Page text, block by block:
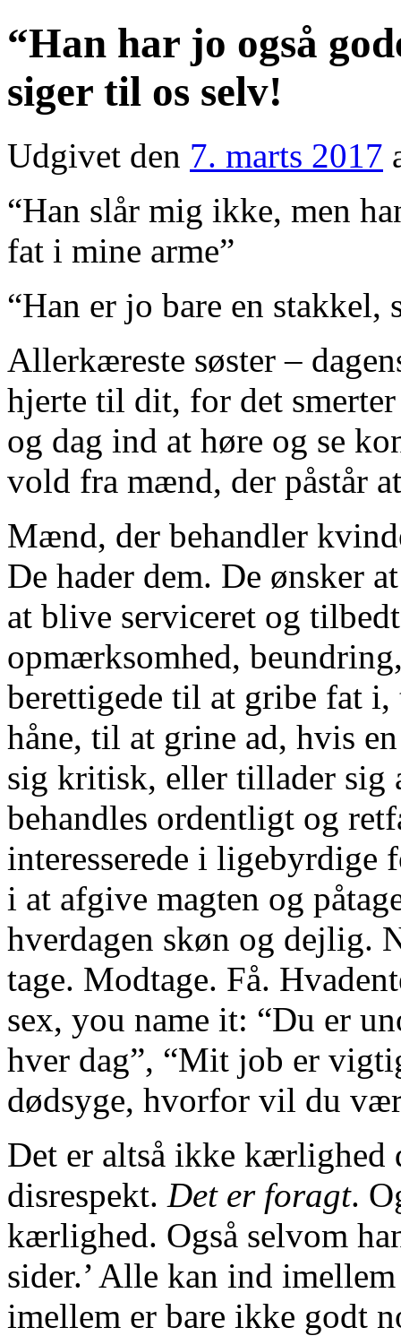
“Han har jo også
siger til os selv!
Udgivet den 7. marts 2017
“Han slår mig ikke, men
fat i mine arme”
“Han er jo bare en stakkel,
Allerkæreste søster –
hjerte til dit, for det
og dag ind at høre og se
vold fra mænd, der påstår
Mænd, der behandler
De hader dem. De ønsker
at blive serviceret og
opmærksomhed,
berettigede til at gribe fat
håne, til at grine ad, hvis
sig kritisk, eller tillader sig
behandles ordentligt og
interesserede i ligebyrdige
i at afgive magten og
hverdagen skøn og dejlig.
tage. Modtage. Få.
sex, you name it: “Du er
hver dag”, “Mit job er
dødsyge, hvorfor vil du
Det er altså ikke kærlighed
disrespekt. Det er foragt.
kærlighed. Også selvom
sider.’ Alle kan ind
imellem er bare ikke godt